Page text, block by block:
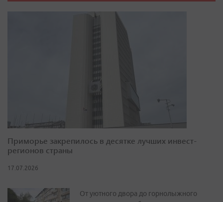
Приморье закрепилось в десятке лучших инвест-
регионов страны
17.07.2026
От уютного двора до горнолыжного